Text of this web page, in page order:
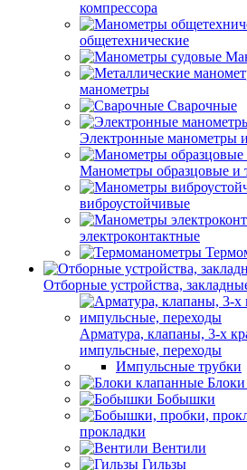
компрессора
общетехнические
манометры
Сварочные
Электронные манометры
Манометры образцовые и
виброустойчивые
электроконтактные
Отборные устройства,
Арматура, клапаны, 3-х
импульсные, переходы
Импульсные трубки
Бобышки
прокладки
Вентили
Гильзы